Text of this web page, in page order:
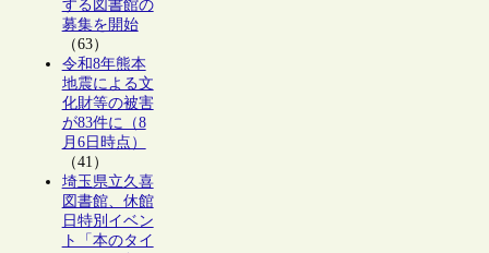
する図書館の
募集を開始
（63）
令和8年熊本
地震による文
化財等の被害
が83件に（8
月6日時点）
（41）
埼玉県立久喜
図書館、休館
日特別イベン
ト「本のタイ